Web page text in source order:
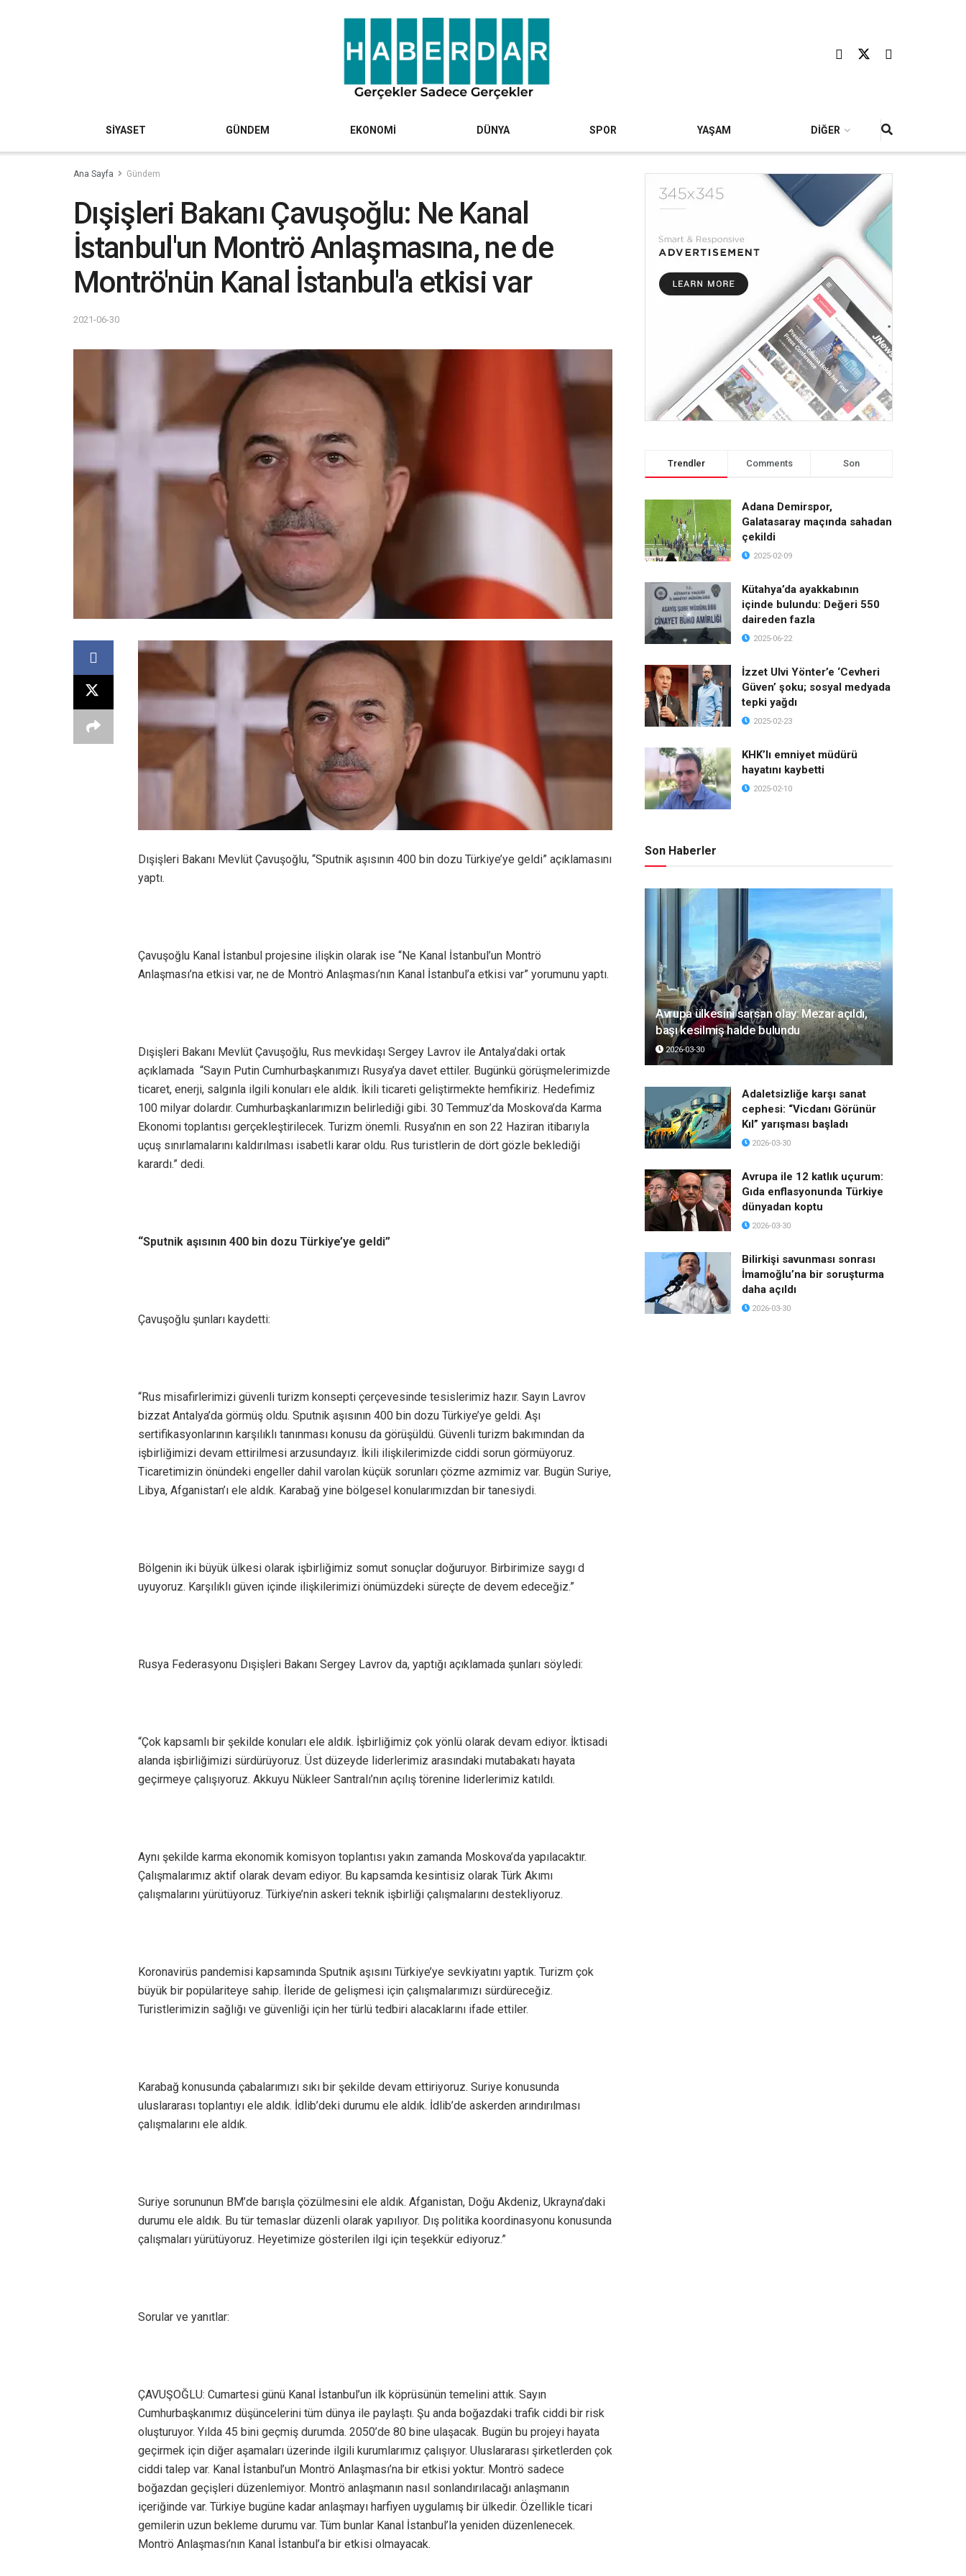
SİYASET GÜNDEM EKONOMİ DÜNYA SPOR YAŞAM DİĞER
Ana Sayfa Gündem
Dışişleri Bakanı Çavuşoğlu: Ne Kanal
İstanbul'un Montrö Anlaşmasına, ne de
Montrö'nün Kanal İstanbul'a etkisi var
2021-06-30
Dışişleri Bakanı Mevlüt Çavuşoğlu, “Sputnik aşısının 400 bin dozu Türkiye’ye geldi” açıklamasını
yaptı.
Çavuşoğlu Kanal İstanbul projesine ilişkin olarak ise “Ne Kanal İstanbul’un Montrö
Anlaşması’na etkisi var, ne de Montrö Anlaşması’nın Kanal İstanbul’a etkisi var” yorumunu yaptı.
Dışişleri Bakanı Mevlüt Çavuşoğlu, Rus mevkidaşı Sergey Lavrov ile Antalya’daki ortak
açıklamada “Sayın Putin Cumhurbaşkanımızı Rusya’ya davet ettiler. Bugünkü görüşmelerimizde
ticaret, enerji, salgınla ilgili konuları ele aldık. İkili ticareti geliştirmekte hemfikiriz. Hedefimiz
100 milyar dolardır. Cumhurbaşkanlarımızın belirlediği gibi. 30 Temmuz’da Moskova’da Karma
Ekonomi toplantısı gerçekleştirilecek. Turizm önemli. Rusya’nın en son 22 Haziran itibarıyla
uçuş sınırlamalarını kaldırılması isabetli karar oldu. Rus turistlerin de dört gözle beklediği
karardı.” dedi.
“Sputnik aşısının 400 bin dozu Türkiye’ye geldi”
Çavuşoğlu şunları kaydetti:
“Rus misafirlerimizi güvenli turizm konsepti çerçevesinde tesislerimiz hazır. Sayın Lavrov
bizzat Antalya’da görmüş oldu. Sputnik aşısının 400 bin dozu Türkiye’ye geldi. Aşı
sertifikasyonlarının karşılıklı tanınması konusu da görüşüldü. Güvenli turizm bakımından da
işbirliğimizi devam ettirilmesi arzusundayız. İkili ilişkilerimizde ciddi sorun görmüyoruz.
Ticaretimizin önündeki engeller dahil varolan küçük sorunları çözme azmimiz var. Bugün Suriye,
Libya, Afganistan’ı ele aldık. Karabağ yine bölgesel konularımızdan bir tanesiydi.
Bölgenin iki büyük ülkesi olarak işbirliğimiz somut sonuçlar doğuruyor. Birbirimize saygı d
uyuyoruz. Karşılıklı güven içinde ilişkilerimizi önümüzdeki süreçte de devem edeceğiz.”
Rusya Federasyonu Dışişleri Bakanı Sergey Lavrov da, yaptığı açıklamada şunları söyledi:
“Çok kapsamlı bir şekilde konuları ele aldık. İşbirliğimiz çok yönlü olarak devam ediyor. İktisadi
alanda işbirliğimizi sürdürüyoruz. Üst düzeyde liderlerimiz arasındaki mutabakatı hayata
geçirmeye çalışıyoruz. Akkuyu Nükleer Santralı’nın açılış törenine liderlerimiz katıldı.
Aynı şekilde karma ekonomik komisyon toplantısı yakın zamanda Moskova’da yapılacaktır.
Çalışmalarımız aktif olarak devam ediyor. Bu kapsamda kesintisiz olarak Türk Akımı
çalışmalarını yürütüyoruz. Türkiye’nin askeri teknik işbirliği çalışmalarını destekliyoruz.
Koronavirüs pandemisi kapsamında Sputnik aşısını Türkiye’ye sevkiyatını yaptık. Turizm çok
büyük bir popülariteye sahip. İleride de gelişmesi için çalışmalarımızı sürdüreceğiz.
Turistlerimizin sağlığı ve güvenliği için her türlü tedbiri alacaklarını ifade ettiler.
Karabağ konusunda çabalarımızı sıkı bir şekilde devam ettiriyoruz. Suriye konusunda
uluslararası toplantıyı ele aldık. İdlib’deki durumu ele aldık. İdlib’de askerden arındırılması
çalışmalarını ele aldık.
Suriye sorununun BM’de barışla çözülmesini ele aldık. Afganistan, Doğu Akdeniz, Ukrayna’daki
durumu ele aldık. Bu tür temaslar düzenli olarak yapılıyor. Dış politika koordinasyonu konusunda
çalışmaları yürütüyoruz. Heyetimize gösterilen ilgi için teşekkür ediyoruz.”
Sorular ve yanıtlar:
ÇAVUŞOĞLU: Cumartesi günü Kanal İstanbul’un ilk köprüsünün temelini attık. Sayın
Cumhurbaşkanımız düşüncelerini tüm dünya ile paylaştı. Şu anda boğazdaki trafik ciddi bir risk
oluşturuyor. Yılda 45 bini geçmiş durumda. 2050’de 80 bine ulaşacak. Bugün bu projeyi hayata
geçirmek için diğer aşamaları üzerinde ilgili kurumlarımız çalışıyor. Uluslararası şirketlerden çok
ciddi talep var. Kanal İstanbul’un Montrö Anlaşması’na bir etkisi yoktur. Montrö sadece
boğazdan geçişleri düzenlemiyor. Montrö anlaşmanın nasıl sonlandırılacağı anlaşmanın
içeriğinde var. Türkiye bugüne kadar anlaşmayı harfiyen uygulamış bir ülkedir. Özellikle ticari
gemilerin uzun bekleme durumu var. Tüm bunlar Kanal İstanbul’la yeniden düzenlenecek.
Montrö Anlaşması’nın Kanal İstanbul’a bir etkisi olmayacak.
Trendler Comments Son
Adana Demirspor,
Galatasaray maçında sahadan
çekildi
2025-02-09
Kütahya’da ayakkabının
içinde bulundu: Değeri 550
daireden fazla
2025-06-22
İzzet Ulvi Yönter’e ‘Cevheri
Güven’ şoku; sosyal medyada
tepki yağdı
2025-02-23
KHK’lı emniyet müdürü
hayatını kaybetti
2025-02-10
Son Haberler
Avrupa ülkesini sarsan olay: Mezar açıldı,
başı kesilmiş halde bulundu
2026-03-30
Adaletsizliğe karşı sanat
cephesi: “Vicdanı Görünür
Kıl” yarışması başladı
2026-03-30
Avrupa ile 12 katlık uçurum:
Gıda enflasyonunda Türkiye
dünyadan koptu
2026-03-30
Bilirkişi savunması sonrası
İmamoğlu’na bir soruşturma
daha açıldı
2026-03-30